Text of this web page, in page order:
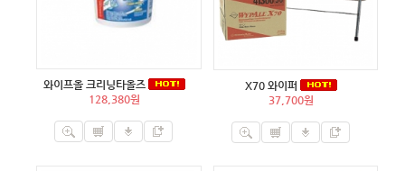
와이프올 크리닝타올즈
128,380원
X70 와이퍼
37,700원